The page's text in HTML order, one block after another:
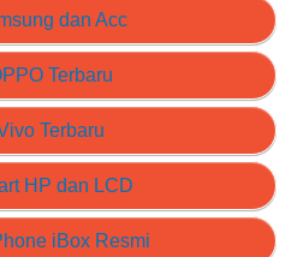
dan Acc
Terbaru
Terbaru
HP dan LCD
iBox Resmi